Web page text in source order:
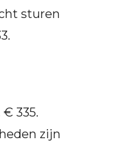
sturen
335.
zijn